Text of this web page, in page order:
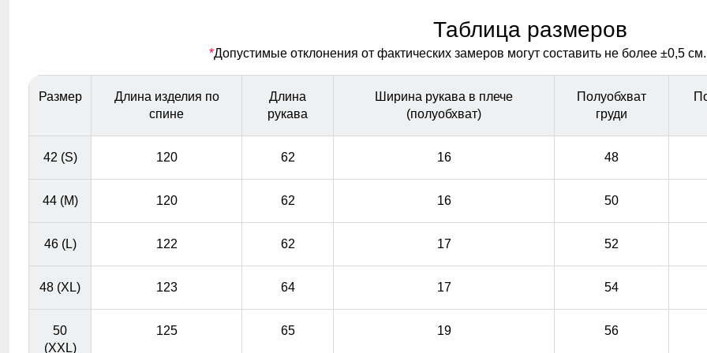
надежность, которая окупится с годами.
Шнурок
Таблица размеров
*Допустимые отклонения от фактических замеров могут составить не более ±0,5
Размер
Длина изделия по
спине
Длина
рукава
Ширина рукава в плече
(полуобхват)
Полуобхват
груди
42 (S) 120 62 16 48
44 (M) 120 62 16 50
46 (L) 122 62 17 52
48 (XL) 123 64 17 54
50
(XXL)
125 65 19 56